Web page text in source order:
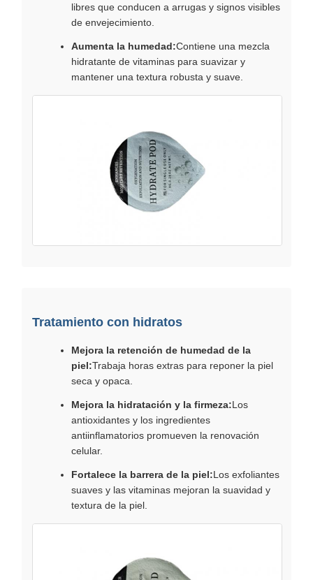
libres que conducen a arrugas y signos visibles
de envejecimiento.
Aumenta la humedad:Contiene una mezcla
hidratante de vitaminas para suavizar y
mantener una textura robusta y suave.
Tratamiento con hidratos
Mejora la retención de humedad de la
piel:Trabaja horas extras para reponer la piel
seca y opaca.
Mejora la hidratación y la firmeza:Los
antioxidantes y los ingredientes
antiinflamatorios promueven la renovación
celular.
Fortalece la barrera de la piel:Los exfoliantes
suaves y las vitaminas mejoran la suavidad y
textura de la piel.